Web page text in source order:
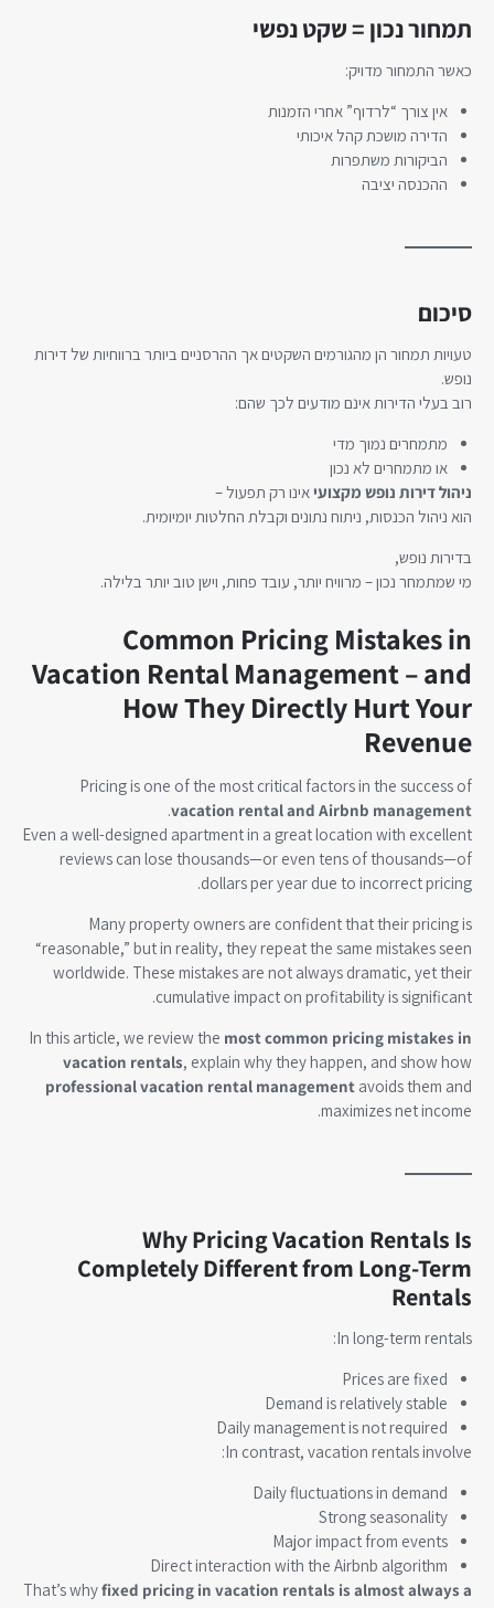
תמחור נכון = שקט נפשי
כאשר התמחור מדויק:
אין צורך “לרדוף” אחרי הזמנות
הדירה מושכת קהל איכותי
הביקורות משתפרות
ההכנסה יציבה
סיכום
טעויות תמחור הן מהגורמים השקטים אך ההרסניים ביותר ברווחיות של דירות
נופש.
רוב בעלי הדירות אינם מודעים לכך שהם:
מתמחרים נמוך מדי
או מתמחרים לא נכון
ניהול דירות נופש מקצועיאינו רק תפעול –
הוא ניהול הכנסות, ניתוח נתונים וקבלת החלטות יומיומית.
בדירות נופש,
מי שמתמחר נכון – מרוויח יותר, עובד פחות, וישן טוב יותר בלילה.
Common Pricing Mistakes in
Vacation Rental Management – and
How They Directly Hurt Your
Revenue
Pricing is one of the most critical factors in the success of
vacation rental and Airbnb management
.
Even a well-designed apartment in a great location with excellent
reviews can lose thousands—or even tens of thousands—of
dollars per year due to incorrect pricing.
Many property owners are confident that their pricing is
“reasonable,” but in reality, they repeat the same mistakes seen
worldwide. These mistakes are not always dramatic, yet their
cumulative impact on profitability is significant.
In this article, we review the most common pricing mistakes in
vacation rentals, explain why they happen, and show how
professional vacation rental management avoids them and
maximizes net income.
Why Pricing Vacation Rentals Is
Completely Different from Long-Term
Rentals
In long-term rentals:
Prices are fixed
Demand is relatively stable
Daily management is not required
In contrast, vacation rentals involve:
Daily fluctuations in demand
Strong seasonality
Major impact from events
Direct interaction with the Airbnb algorithm
That’s whyfixed pricing in vacation rentals is almost always a